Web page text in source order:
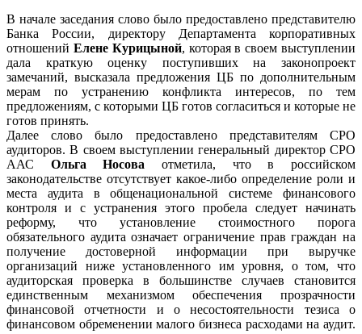
В начале заседания слово было предоставлено представителю
Банка России, директору Департамента корпоративных
отношений Елене Курицыной, которая в своем выступлении
дала краткую оценку поступивших на законопроект
замечаний, высказала предложения ЦБ по дополнительным
мерам по устранению конфликта интересов, по тем
предложениям, с которыми ЦБ готов согласиться и которые не
готов принять.
Далее слово было предоставлено представителям СРО
аудиторов. В своем выступлении генеральный директор СРО
ААС Ольга Носова отметила, что в российском
законодательстве отсутствует какое-либо определение роли и
места аудита в общенациональной системе финансового
контроля и с устранения этого пробела следует начинать
реформу, что установление стоимостного порога
обязательного аудита означает ограничение прав граждан на
получение достоверной информации при выручке
организаций ниже установленного им уровня, о том, что
аудиторская проверка в большинстве случаев становится
единственным механизмом обеспечения прозрачности
финансовой отчетности и о несостоятельности тезиса о
финансовом обременении малого бизнеса расходами на аудит.